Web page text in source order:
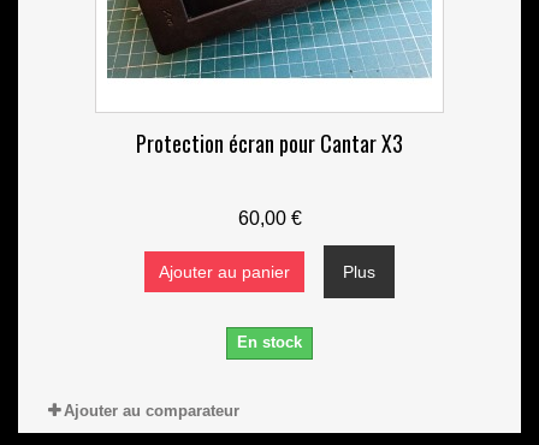
Protection écran pour Cantar X3
60,00 €
Ajouter au panier Plus
En stock
Ajouter au comparateur